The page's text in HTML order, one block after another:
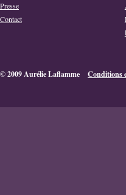
Presse
Contact
© 2009 Aurélie Laflamme Conditions